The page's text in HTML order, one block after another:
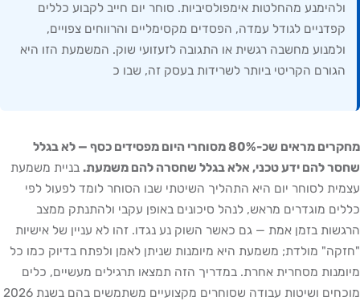
ולהימנע מהחלטות אימפולסיביות. סוחר יום חייב לקבוע כללים
קפדניים לגודל עמדה, הפסדים מקסימליים והרווחים צפויים,
ולמנוע מחשבה רגשית או התגובה לזעזועי שוק. המשמעת הזו היא
הגורם הקריטי ביותר לשרידות בעסק זה, שבו כ
מחקרים מראים שכ-80% מסוחרי היום מפסידים כסף — לא בגלל
שחסר להם ידע טכני, אלא בגלל שחסרה להם משמעת. בניית משמעת
עצמית לסוחר יום היא התהליך השיטתי שבו הסוחר לומד לפעול לפי
כללים מוגדרים מראש, לנהל סיכונים באופן עקבי ולהתנתק ממצב
הרגשות בזמן אמת — גם כאשר השוק נע נגדו. זהו לא עניין של אישיות
"חזקה" מולדת; משמעת היא מיומנות שניתן לאמן ולפתח בדיוק כמו כל
מיומנות מסחרית אחרת. במדריך הזה תמצאו תרגילים מעשיים, כלים
מוכחים ושיטות עבודה שסוחרים מקצועיים משתמשים בהם בשנת 2026